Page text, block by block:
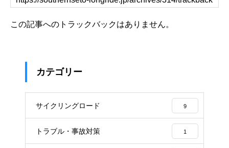
この記事へのトラックバックはありません。
カテゴリー
サイクリングロード 9
トラブル・事故対策 1